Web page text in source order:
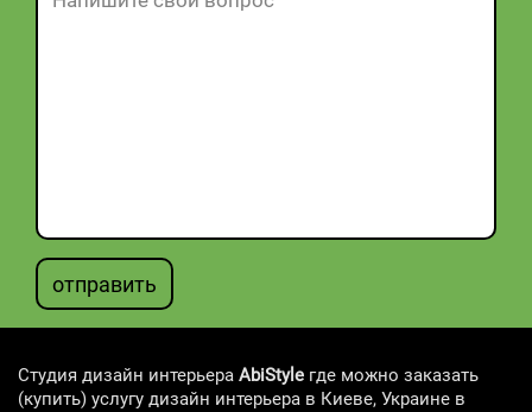
отправить
Студия дизайн интерьера AbiStyle где можно заказать
(купить) услугу дизайн интерьера в Киеве, Украине в